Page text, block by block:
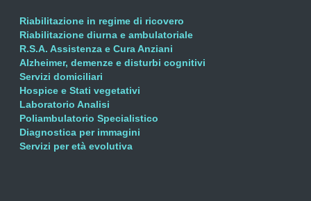
Riabilitazione in regime di ricovero
Riabilitazione diurna e ambulatoriale
R.S.A. Assistenza e Cura Anziani
Alzheimer, demenze e disturbi cognitivi
Servizi domiciliari
Hospice e Stati vegetativi
Laboratorio Analisi
Poliambulatorio Specialistico
Diagnostica per immagini
Servizi per età evolutiva